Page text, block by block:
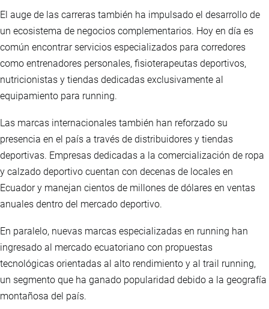
El auge de las carreras también ha impulsado el desarrollo de
un ecosistema de negocios complementarios. Hoy en día es
común encontrar servicios especializados para corredores
como entrenadores personales, fisioterapeutas deportivos,
nutricionistas y tiendas dedicadas exclusivamente al
equipamiento para running.
Las marcas internacionales también han reforzado su
presencia en el país a través de distribuidores y tiendas
deportivas. Empresas dedicadas a la comercialización de ropa
y calzado deportivo cuentan con decenas de locales en
Ecuador y manejan cientos de millones de dólares en ventas
anuales dentro del mercado deportivo.
En paralelo, nuevas marcas especializadas en running han
ingresado al mercado ecuatoriano con propuestas
tecnológicas orientadas al alto rendimiento y al trail running,
un segmento que ha ganado popularidad debido a la geografía
montañosa del país.